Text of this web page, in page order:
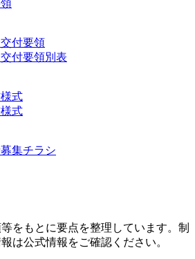
付要領
付要領別表
式
式
集チラシ
をもとに要点を整理しています。制
は公式情報をご確認ください。